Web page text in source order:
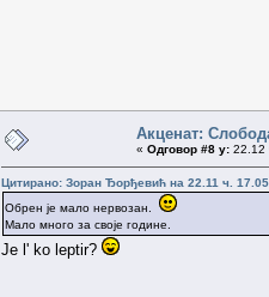
Акценат:
« Одговор #8 у: 22.12
Цитирано: Зоран Ђорђевић на 22.11 ч.
Обрен је мало нервозан.
Мало много за своје године.
Je l' ko leptir?